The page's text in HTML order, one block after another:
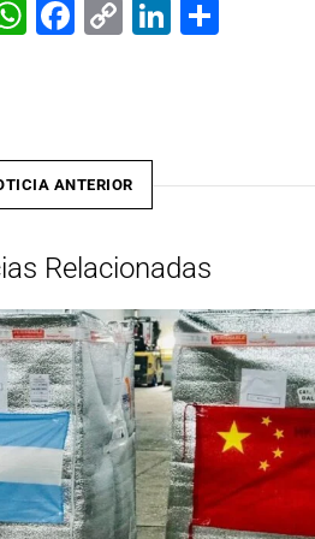
WhatsApp
Facebook
CopyLinkedIn
ANTERIOR
Relacionadas